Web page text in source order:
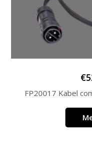
€
FP20017 Kabel